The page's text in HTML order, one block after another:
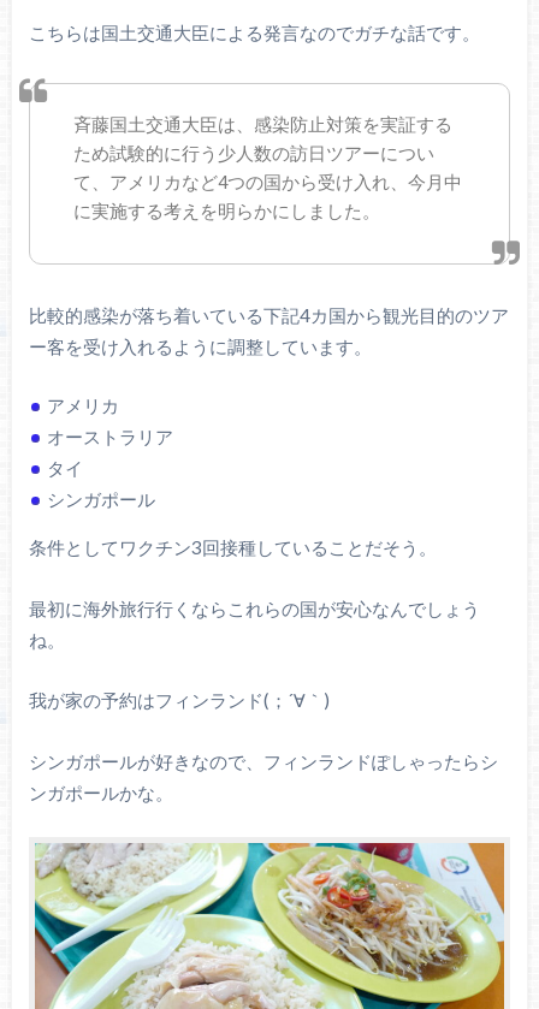
こちらは国土交通大臣による発言なのでガチな話です。
斉藤国土交通大臣は、感染防止対策を実証する
ため試験的に行う少人数の訪日ツアーについ
て、アメリカなど4つの国から受け入れ、今月中
に実施する考えを明らかにしました。
比較的感染が落ち着いている下記4カ国から観光目的のツア
ー客を受け入れるように調整しています。
アメリカ
オーストラリア
タイ
シンガポール
条件としてワクチン3回接種していることだそう。
最初に海外旅行行くならこれらの国が安心なんでしょう
ね。
我が家の予約はフィンランド(；´∀｀)
シンガポールが好きなので、フィンランドぽしゃったらシ
ンガポールかな。